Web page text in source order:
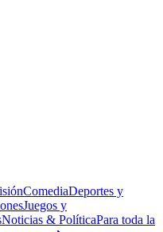
ComediaDeportes y
Juegos y
Noticias & PolíticaPara toda la